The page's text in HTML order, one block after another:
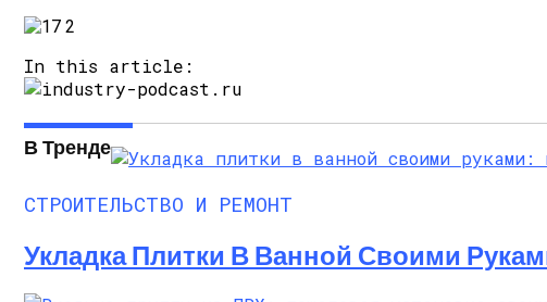
In this article:
В Тренде
СТРОИТЕЛЬСТВО И РЕМОНТ
Укладка Плитки В Ванной Своими